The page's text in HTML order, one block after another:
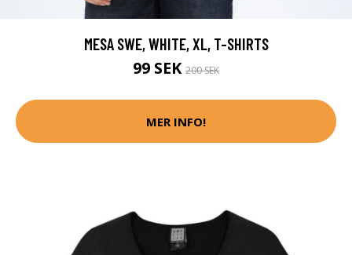
MESA SWE, WHITE, XL, T-SHIRTS
99 SEK 200 SEK
MER INFO!